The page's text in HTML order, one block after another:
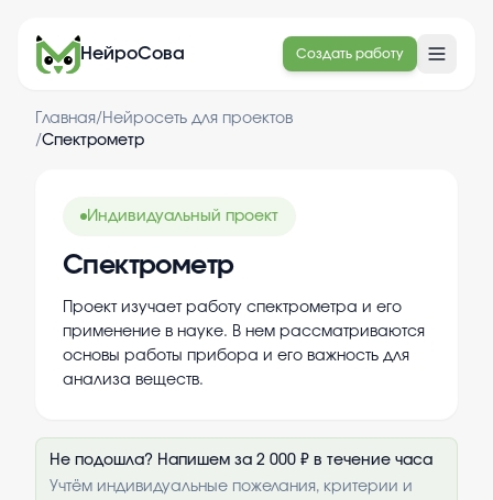
НейроСова Создать работу
Главная/ Нейросеть для проектов
/Спектрометр
Индивидуальный проект
Спектрометр
Проект изучает работу спектрометра и его
применение в науке. В нем рассматриваются
основы работы прибора и его важность для
анализа веществ.
Не подошла? Напишем за 2 000 ₽ в течение часа
Учтём индивидуальные пожелания, критерии и